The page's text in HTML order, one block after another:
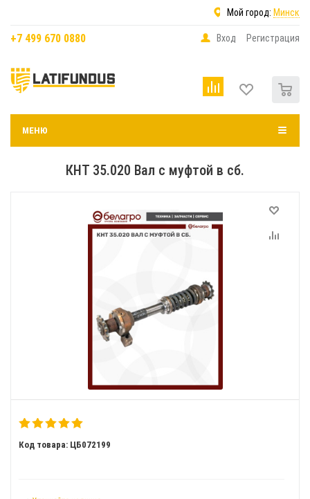
Мой город: Минск
+7 499 670 0880 Вход Регистрация
МЕНЮ
КНТ 35.020 Вал с муфтой в сб.
Код товара: ЦБ072199